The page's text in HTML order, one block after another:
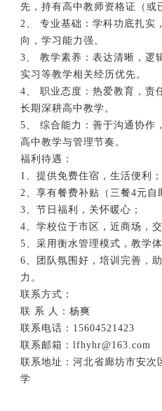
先，持有高中教师 资格证（或
2、 专业基础：学科功底扎实
向，学习能力强。
3、 教学素养：表达清晰，逻
实习等教学相关经历优先。
4、 职业态度：热爱教育，责
长期深耕高中教学。
5、 综合能力：善于沟通协作
高中教学与管理节奏。
福利待遇：
1、提供免费住宿，生活便利；
2、享有餐费补贴（三餐4元自
3、节日福利，关怀暖心；
4、学校位于市区，近商场，交
5、采用衡水管理模式，教学
6、团队氛围好，培训完善，
力。
联系方式：
联 系 人：杨爽
联系电话：15604521423
联系邮箱：lfhyhr@163.com
联系地址：河北省廊坊市安次
学